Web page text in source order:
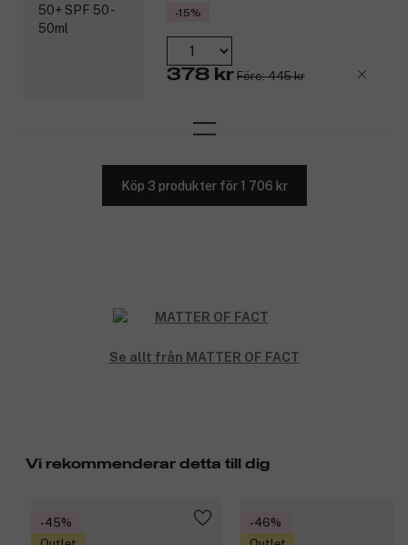
-15%
378 kr Före: 445 kr
Köp 3 produkter för 1 706 kr
Se allt från MATTER OF FACT
Vi rekommenderar detta till dig
-45%
-46%